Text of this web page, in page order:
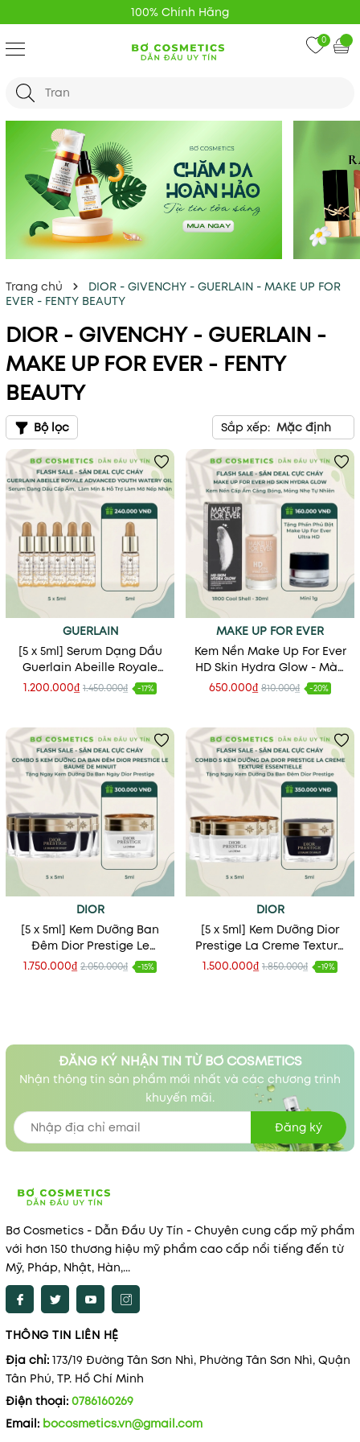
100% Chính Hãng
0
Trang chủ
DIOR - GIVENCHY - GUERLAIN - MAKE UP FOR
EVER - FENTY BEAUTY
DIOR - GIVENCHY - GUERLAIN -
MAKE UP FOR EVER - FENTY
BEAUTY
Bộ lọc Sắp xếp: Mặc định
GUERLAIN
[5 x 5ml] Serum Dạng Dầu
Guerlain Abeille Royale
Advanced Youth Watery
1.200.000₫ 1.450.000₫ -17%
MAKE UP FOR EVER
Kem Nền Make Up For Ever
HD Skin Hydra Glow - Màu
1R00 Cool Shell
650.000₫ 810.000₫ -20%
DIOR
[5 x 5ml] Kem Dưỡng Ban
Đêm Dior Prestige Le
Baume De Minuit
1.750.000₫ 2.050.000₫ -15%
DIOR
[5 x 5ml] Kem Dưỡng Dior
Prestige La Creme Texture
Essentielle
1.500.000₫ 1.850.000₫ -19%
ĐĂNG KÝ NHẬN TIN TỪ BƠ COSMETICS
Nhận thông tin sản phẩm mới nhất và các chương trình
khuyến mãi.
Đăng ký
Bơ Cosmetics - Dẫn Đầu Uy Tín - Chuyên cung cấp mỹ phẩm
với hơn 150 thương hiệu mỹ phẩm cao cấp nổi tiếng đến từ
Mỹ, Pháp, Nhật, Hàn,...
THÔNG TIN LIÊN HỆ
Địa chỉ: 173/19 Đường Tân Sơn Nhì, Phường Tân Sơn Nhì, Quận
Tân Phú, TP. Hồ Chí Minh
Điện thoại: 0786160269
Email: bocosmetics.vn@gmail.com